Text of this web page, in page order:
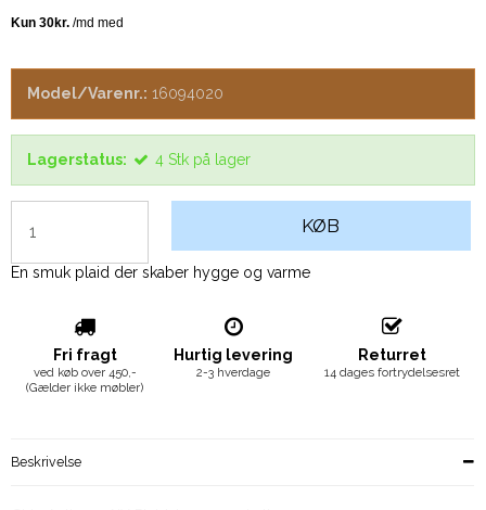
Model/Varenr.: 16094020
Lagerstatus: 4 Stk på lager
KØB
En smuk plaid der skaber hygge og varme
Fri fragt
ved køb over 450,-
(Gælder ikke møbler)
Hurtig levering
2-3 hverdage
Returret
14 dages fortrydelsesret
Beskrivelse